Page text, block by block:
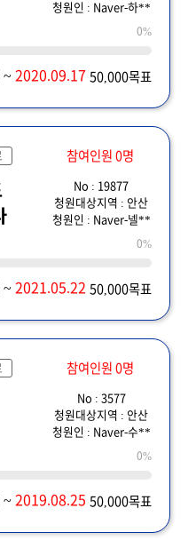
청원인 : Naver-하**
0%
~2020.09.17 50,000목표
참여인원 0명
No : 19877
청원대상지역 : 안산
청원인 : Naver-넬**
0%
~2021.05.22 50,000목표
참여인원 0명
No : 3577
청원대상지역 : 안산
청원인 : Naver-수**
0%
~2019.08.25 50,000목표